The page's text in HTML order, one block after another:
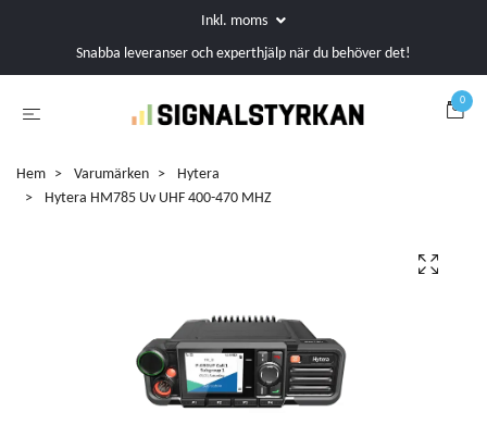
Inkl. moms
Snabba leveranser och experthjälp när du behöver det!
0
Hem Varumärken
Hytera
Hytera HM785 Uv UHF 400-470 MHZ